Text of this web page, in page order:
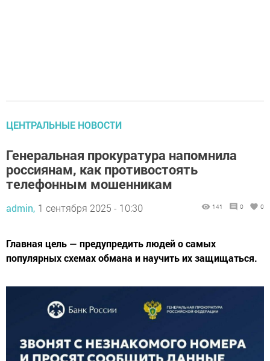
ЦЕНТРАЛЬНЫЕ НОВОСТИ
Генеральная прокуратура напомнила
россиянам, как противостоять
телефонным мошенникам
admin, 1 сентября 2025 - 10:30 141 0 0
Главная цель — предупредить людей о самых
популярных схемах обмана и научить их защищаться.